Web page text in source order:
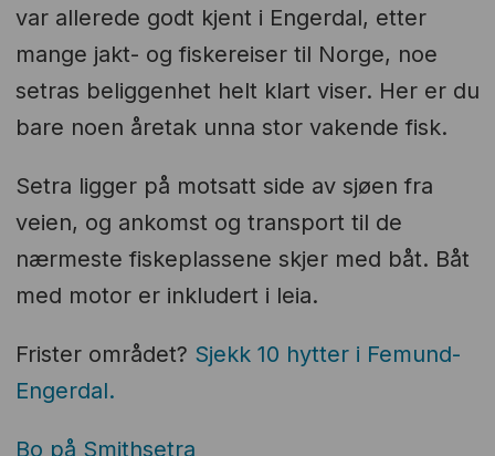
var allerede godt kjent i Engerdal, etter
mange jakt- og fiskereiser til Norge, noe
setras beliggenhet helt klart viser. Her er du
bare noen åretak unna stor vakende fisk.
Setra ligger på motsatt side av sjøen fra
veien, og ankomst og transport til de
nærmeste fiskeplassene skjer med båt. Båt
med motor er inkludert i leia.
Frister området? Sjekk 10 hytter i Femund-
Engerdal.
Bo på Smithsetra